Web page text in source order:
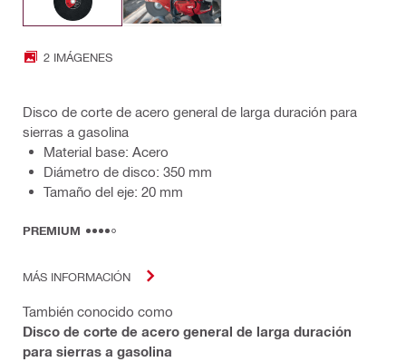
2 IMÁGENES
Disco de corte de acero general de larga duración para
sierras a gasolina
Material base: Acero
Diámetro de disco: 350 mm
Tamaño del eje: 20 mm
PREMIUM
MÁS INFORMACIÓN
También conocido como
Disco de corte de acero general de larga duración
para sierras a gasolina